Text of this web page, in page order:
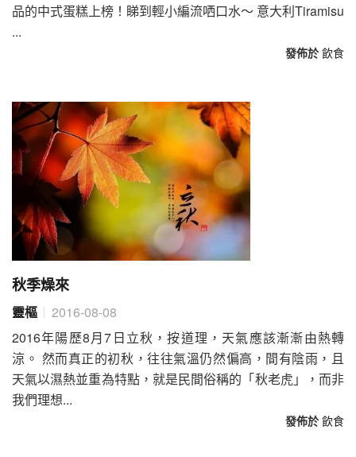
品的中式蛋糕上榜！睇到輕小編流哂口水～ 意大利Tiramisu
...
發佈於 飲食
秋季燥來
靈樞
2016-08-08
2016年陽歷8月7日立秋，按道理，天氣應該漸漸由熱轉
涼。 然而真正的初秋，往往氣溫仍然偏高，間有陰雨，且
天氣以濕熱並重為特點，就是民間俗稱的「秋老虎」，而非
我們理想...
發佈於 飲食